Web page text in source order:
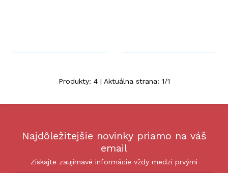
Produkty: 4| Aktuálna strana: 1/1
Najdôležitejšie novinky priamo na váš
email
Získajte zaujímavé informácie vždy medzi prvými